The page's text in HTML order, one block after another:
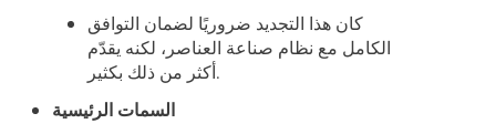
كان هذا التجديد ضروريًا لضمان التوافق
الكامل مع نظام صناعة العناصر، لكنه يقدّم
أكثر من ذلك بكثير.
السمات الرئيسية